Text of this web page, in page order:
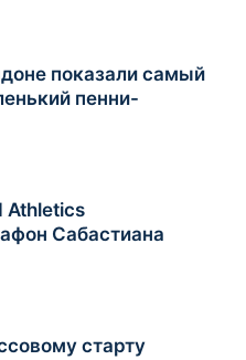
показали самый
пенни-
Athletics
Сабастиана
старту